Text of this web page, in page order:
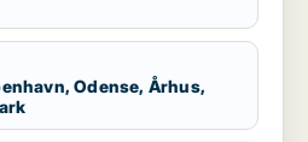
Odense, Århus,